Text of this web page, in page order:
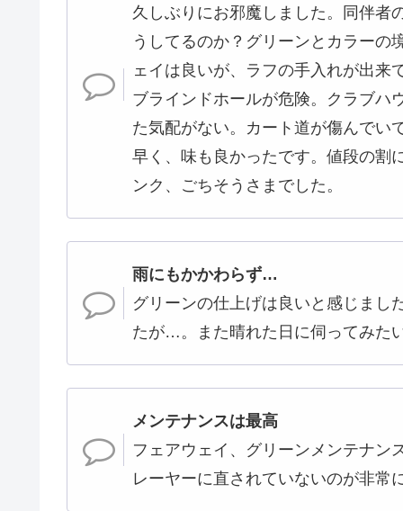
久しぶりにお邪魔しました。同伴者
うしてるのか？グリーンとカラーの
ェイは良いが、ラフの手入れが出来
ブラインドホールが危険。クラブハ
た気配がない。カート道が傷んでい
早く、味も良かったです。値段の割
ンク、ごちそうさまでした。
雨にもかかわらず…
グリーンの仕上げは良いと感じまし
たが…。また晴れた日に伺ってみた
メンテナンスは最高
フェアウェイ、グリーンメンテナン
レーヤーに直されていないのが非常